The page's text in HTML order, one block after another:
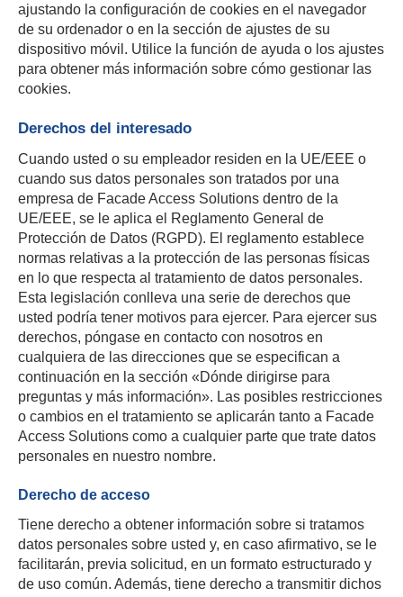
ajustando la configuración de cookies en el navegador
de su ordenador o en la sección de ajustes de su
dispositivo móvil. Utilice la función de ayuda o los ajustes
para obtener más información sobre cómo gestionar las
cookies.
Derechos del interesado
Cuando usted o su empleador residen en la UE/EEE o
cuando sus datos personales son tratados por una
empresa de Facade Access Solutions dentro de la
UE/EEE, se le aplica el Reglamento General de
Protección de Datos (RGPD). El reglamento establece
normas relativas a la protección de las personas físicas
en lo que respecta al tratamiento de datos personales.
Esta legislación conlleva una serie de derechos que
usted podría tener motivos para ejercer. Para ejercer sus
derechos, póngase en contacto con nosotros en
cualquiera de las direcciones que se especifican a
continuación en la sección «Dónde dirigirse para
preguntas y más información». Las posibles restricciones
o cambios en el tratamiento se aplicarán tanto a Facade
Access Solutions como a cualquier parte que trate datos
personales en nuestro nombre.
Derecho de acceso
Tiene derecho a obtener información sobre si tratamos
datos personales sobre usted y, en caso afirmativo, se le
facilitarán, previa solicitud, en un formato estructurado y
de uso común. Además, tiene derecho a transmitir dichos